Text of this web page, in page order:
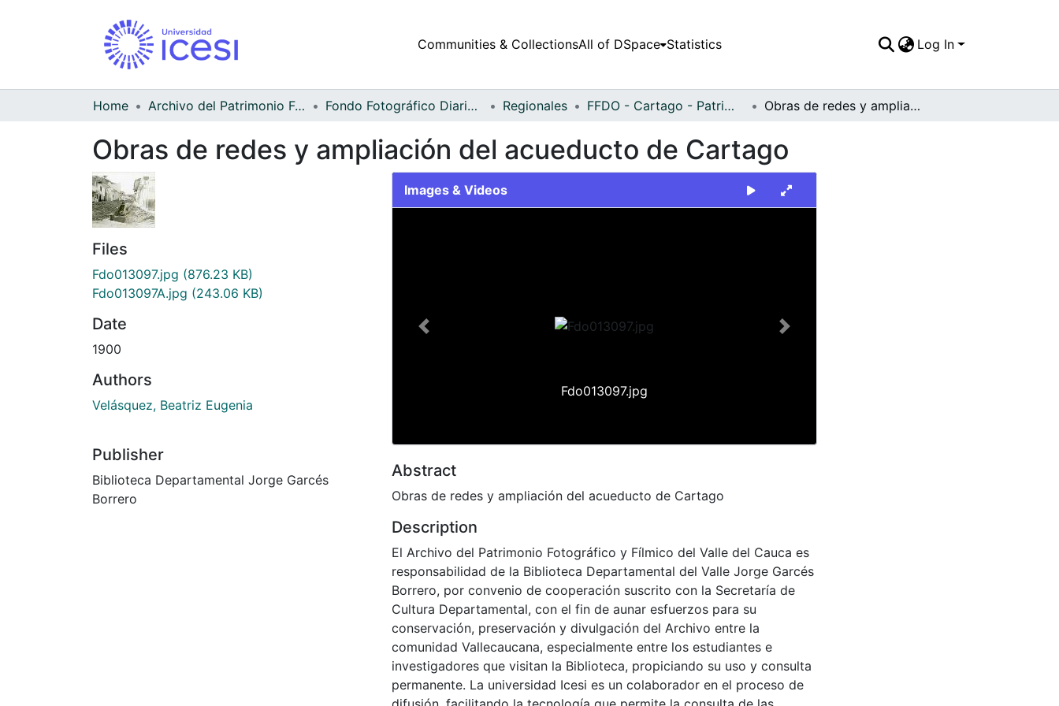
Communities & CollectionsAll of DSpace Statistics Log In
Home Archivo del Patrimonio Fotográfico y Fílmico del Valle del Cauca Fondo Fotográfico Diario Occidente Regionales FFDO - Cartago - Patrimonial Obras de redes y ampliación del acueducto de Cartago
Obras de redes y ampliación del acueducto de Cartago
Files
Fdo013097.jpg (876.23 KB)
Fdo013097A.jpg (243.06 KB)
Date
1900
Authors
Velásquez, Beatriz Eugenia
Publisher
Biblioteca Departamental Jorge Garcés
Borrero
Images & Videos
Fdo013097.jpg
Previous Next
Abstract
Obras de redes y ampliación del acueducto de Cartago
Description
El Archivo del Patrimonio Fotográfico y Fílmico del Valle del Cauca es
responsabilidad de la Biblioteca Departamental del Valle Jorge Garcés
Borrero, por convenio de cooperación suscrito con la Secretaría de
Cultura Departamental, con el fin de aunar esfuerzos para su
conservación, preservación y divulgación del Archivo entre la
comunidad Vallecaucana, especialmente entre los estudiantes e
investigadores que visitan la Biblioteca, propiciando su uso y consulta
permanente. La universidad Icesi es un colaborador en el proceso de